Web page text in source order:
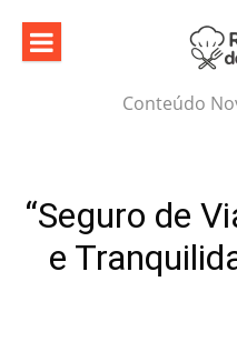
content
Conteúdo
“Seguro de
e